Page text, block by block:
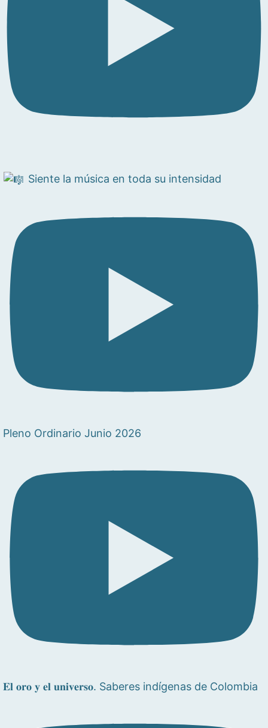
Siente la música en toda su intensidad
Pleno Ordinario Junio 2026
𝐄𝐥 𝐨𝐫𝐨 𝐲 𝐞𝐥 𝐮𝐧𝐢𝐯𝐞𝐫𝐬𝐨. Saberes indígenas de Colombia